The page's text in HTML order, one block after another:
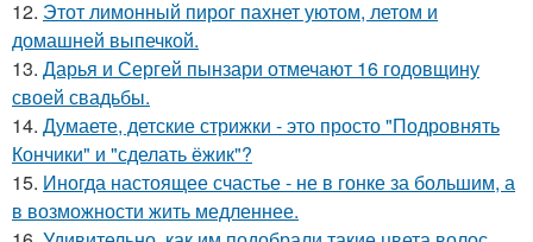
12. Этот лимонный пирог пахнет уютом, летом и
домашней выпечкой.
13. Дарья и Сергей пынзари отмечают 16 годовщину
своей свадьбы.
14. Думаете, детские стрижки - это просто "Подровнять
Кончики" и "сделать ёжик"?
15. Иногда настоящее счастье - не в гонке за большим, а
в возможности жить медленнее.